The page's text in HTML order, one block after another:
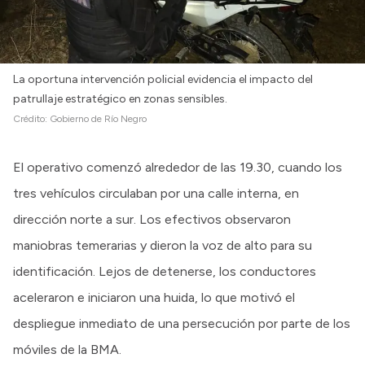
La oportuna intervención policial evidencia el impacto del
patrullaje estratégico en zonas sensibles.
Crédito: Gobierno de Río Negro
El operativo comenzó alrededor de las 19.30, cuando los
tres vehículos circulaban por una calle interna, en
dirección norte a sur. Los efectivos observaron
maniobras temerarias y dieron la voz de alto para su
identificación. Lejos de detenerse, los conductores
aceleraron e iniciaron una huida, lo que motivó el
despliegue inmediato de una persecución por parte de los
móviles de la BMA.